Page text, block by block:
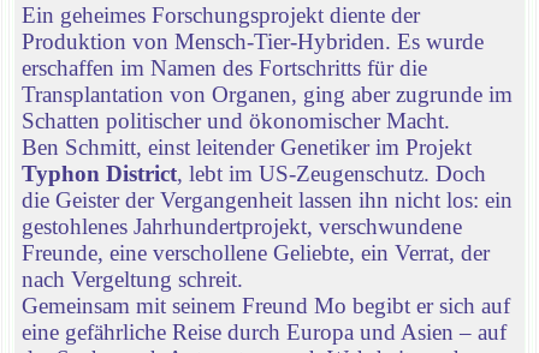
Ein geheimes Forschungsprojekt diente der
Produktion von Mensch-Tier-Hybriden. Es wurde
erschaffen im Namen des Fortschritts für die
Transplantation von Organen, ging aber zugrunde im
Schatten politischer und ökonomischer Macht.
Ben Schmitt, einst leitender Genetiker im Projekt
Typhon District, lebt im US-Zeugenschutz. Doch
die Geister der Vergangenheit lassen ihn nicht los: ein
gestohlenes Jahrhundertprojekt, verschwundene
Freunde, eine verschollene Geliebte, ein Verrat, der
nach Vergeltung schreit.
Gemeinsam mit seinem Freund Mo begibt er sich auf
eine gefährliche Reise durch Europa und Asien – auf